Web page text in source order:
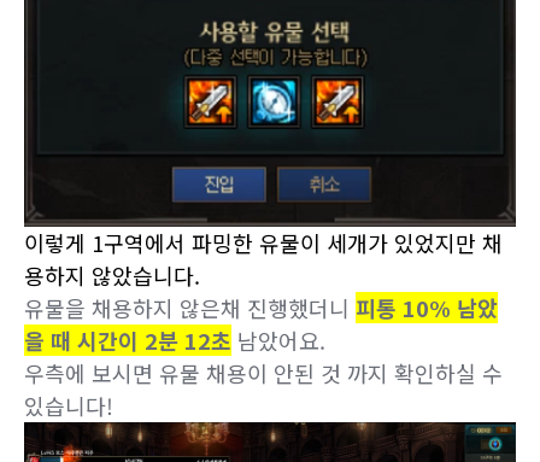
이렇게 1구역에서 파밍한 유물이 세개가 있었지만 채
용하지 않았습니다.
유물을 채용하지 않은채 진행했더니 피통 10% 남았
을 때 시간이 2분 12초 남았어요.
우측에 보시면 유물 채용이 안된 것 까지 확인하실 수
있습니다!